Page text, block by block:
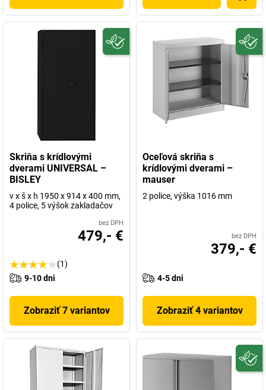
Skriňa s krídlovými
dverami UNIVERSAL –
BISLEY
v x š x h 1950 x 914 x 400 mm,
4 police, 5 výšok zakladačov
bez DPH
479,- €
(1)
9-10 dni
Zobraziť 7 variantov
Oceľová skriňa s
krídlovými dverami –
mauser
2 police, výška 1016 mm
bez DPH
379,- €
4-5 dni
Zobraziť 4 variantov